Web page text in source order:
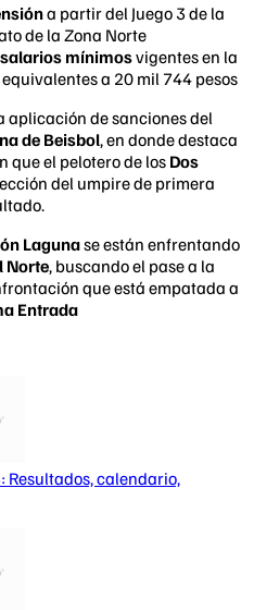
a partir del Juego 3 de la
de la Zona Norte
mínimosvigentes en la
a 20 mil 744 pesos
aplicación de sanciones del
de Beisbol, en donde destaca
que el pelotero de los Dos
del umpire de primera
Lagunase están enfrentando
Norte, buscando el pase a la
que está empatada a
Entrada
Resultados, calendario,